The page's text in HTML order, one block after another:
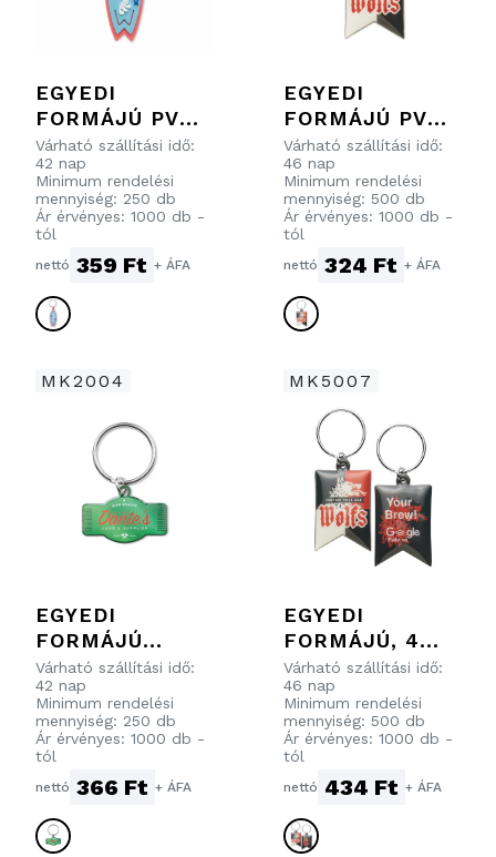
EGYEDI
FORMÁJÚ PVC
KULCSTARTÓ
AZ ÖN
LOGÓJÁVAL
MINDKÉT
OLDALON
Várható szállítási idő:
42 nap
Minimum rendelési
mennyiség: 250 db
Ár érvényes: 1000 db -
tól
nettó 359 Ft + ÁFA
EGYEDI
FORMÁJÚ PVC
VINIL
KULCSTARTÓ
Várható szállítási idő:
46 nap
Minimum rendelési
mennyiség: 500 db
Ár érvényes: 1000 db -
tól
nettó 324 Ft + ÁFA
MK2004
EGYEDI
FORMÁJÚ
ROZSDAMENTE
S ACÉL
KULCSTARTÓ
MŰGYANTA
BEVONATTAL
ELLÁTOTT 4
SZÍN KOLOR
NYOMTATÁSSAL
Várható szállítási idő:
42 nap
Minimum rendelési
mennyiség: 250 db
Ár érvényes: 1000 db -
tól
nettó 366 Ft + ÁFA
MK5007
EGYEDI
FORMÁJÚ, 4
SZÍN KOLOR
NFC
KULCSTARTÓ
PUHA PVC-BŐL.
Várható szállítási idő:
46 nap
Minimum rendelési
mennyiség: 500 db
Ár érvényes: 1000 db -
tól
nettó 434 Ft + ÁFA